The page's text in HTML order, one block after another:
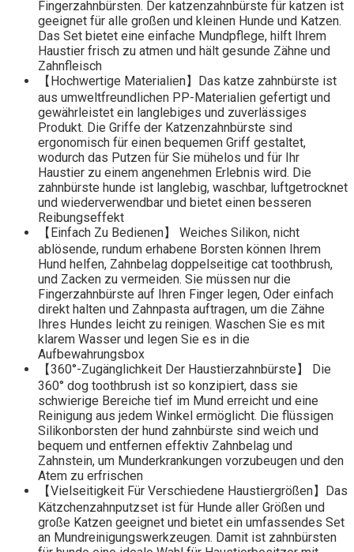
Fingerzahnbürsten. Der katzenzahnbürste für katzen ist
geeignet für alle großen und kleinen Hunde und Katzen.
Das Set bietet eine einfache Mundpflege, hilft Ihrem
Haustier frisch zu atmen und hält gesunde Zähne und
Zahnfleisch
【Hochwertige Materialien】Das katze zahnbürste ist
aus umweltfreundlichen PP-Materialien gefertigt und
gewährleistet ein langlebiges und zuverlässiges
Produkt. Die Griffe der Katzenzahnbürste sind
ergonomisch für einen bequemen Griff gestaltet,
wodurch das Putzen für Sie mühelos und für Ihr
Haustier zu einem angenehmen Erlebnis wird. Die
zahnbürste hunde ist langlebig, waschbar, luftgetrocknet
und wiederverwendbar und bietet einen besseren
Reibungseffekt
【Einfach Zu Bedienen】 Weiches Silikon, nicht
ablösende, rundum erhabene Borsten können Ihrem
Hund helfen, Zahnbelag doppelseitige cat toothbrush,
und Zacken zu vermeiden. Sie müssen nur die
Fingerzahnbürste auf Ihren Finger legen, Oder einfach
direkt halten und Zahnpasta auftragen, um die Zähne
Ihres Hundes leicht zu reinigen. Waschen Sie es mit
klarem Wasser und legen Sie es in die
Aufbewahrungsbox
【360°-Zugänglichkeit Der Haustierzahnbürste】 Die
360° dog toothbrush ist so konzipiert, dass sie
schwierige Bereiche tief im Mund erreicht und eine
Reinigung aus jedem Winkel ermöglicht. Die flüssigen
Silikonborsten der hund zahnbürste sind weich und
bequem und entfernen effektiv Zahnbelag und
Zahnstein, um Munderkrankungen vorzubeugen und den
Atem zu erfrischen
【Vielseitigkeit Für Verschiedene Haustiergrößen】Das
Kätzchenzahnputzset ist für Hunde aller Größen und
große Katzen geeignet und bietet ein umfassendes Set
an Mundreinigungswerkzeugen. Damit ist zahnbürsten